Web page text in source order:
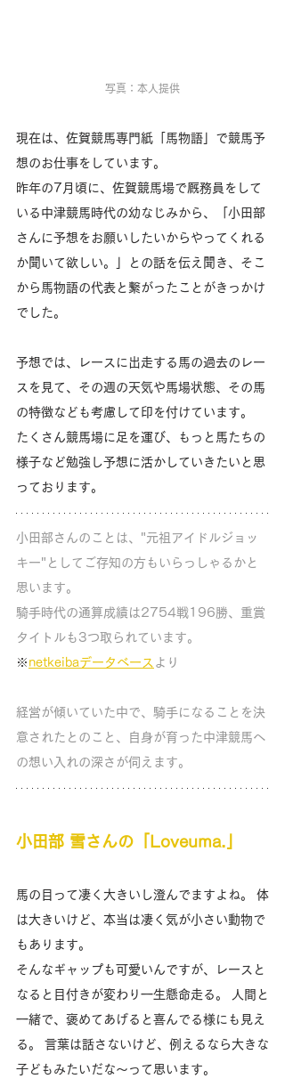
写真：本人提供
現在は、佐賀競馬専門紙「馬物語」で競馬予
想のお仕事をしています。
昨年の7月頃に、佐賀競馬場で厩務員をして
いる中津競馬時代の幼なじみから、「小田部
さんに予想をお願いしたいからやってくれる
か聞いて欲しい。」との話を伝え聞き、そこ
から馬物語の代表と繋がったことがきっかけ
でした。
予想では、レースに出走する馬の過去のレー
スを見て、その週の天気や馬場状態、その馬
の特徴なども考慮して印を付けています。
たくさん競馬場に足を運び、もっと馬たちの
様子など勉強し予想に活かしていきたいと思
っております。
小田部さんのことは、"元祖アイドルジョッ
キー"としてご存知の方もいらっしゃるかと
思います。
騎手時代の通算成績は2754戦196勝、重賞
タイトルも3つ取られています。
※ netkeibaデータベース より
経営が傾いていた中で、騎手になることを決
意されたとのこと、自身が育った中津競馬へ
の想い入れの深さが伺えます。
小田部 雪さんの「Loveuma.」
馬の目って凄く大きいし澄んでますよね。 体
は大きいけど、本当は凄く気が小さい動物で
もあります。
そんなギャップも可愛いんですが、レースと
なると目付きが変わり一生懸命走る。 人間と
一緒で、褒めてあげると喜んでる様にも見え
る。 言葉は話さないけど、例えるなら大きな
子どもみたいだな〜って思います。